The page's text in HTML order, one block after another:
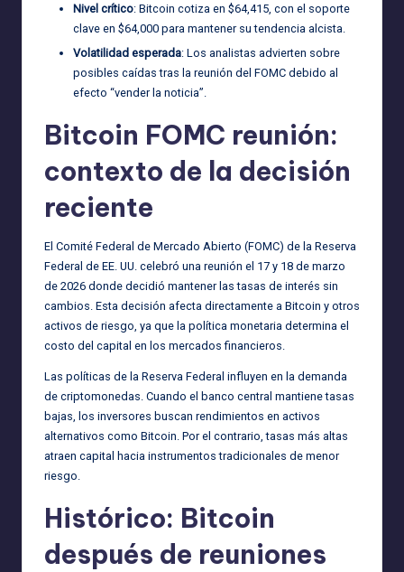
Nivel crítico: Bitcoin cotiza en $64,415, con el soporte
clave en $64,000 para mantener su tendencia alcista.
Volatilidad esperada: Los analistas advierten sobre
posibles caídas tras la reunión del FOMC debido al
efecto “vender la noticia”.
Bitcoin FOMC reunión:
contexto de la decisión
reciente
El Comité Federal de Mercado Abierto (FOMC) de la Reserva
Federal de EE. UU. celebró una reunión el 17 y 18 de marzo
de 2026 donde decidió mantener las tasas de interés sin
cambios. Esta decisión afecta directamente a Bitcoin y otros
activos de riesgo, ya que la política monetaria determina el
costo del capital en los mercados financieros.
Las políticas de la Reserva Federal influyen en la demanda
de criptomonedas. Cuando el banco central mantiene tasas
bajas, los inversores buscan rendimientos en activos
alternativos como Bitcoin. Por el contrario, tasas más altas
atraen capital hacia instrumentos tradicionales de menor
riesgo.
Histórico: Bitcoin
después de reuniones